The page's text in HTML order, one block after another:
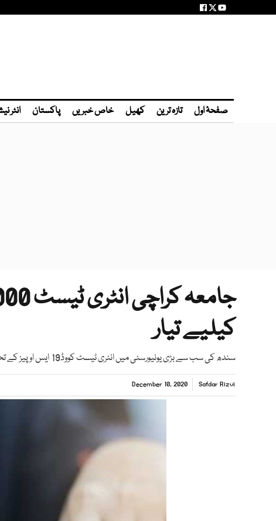
صفحۂ اول تازہ ترین کھیل خاص خبریں پاکستان انٹر
کیلیے تیار
سندھ کی سب سے بڑی یونیورسٹی میں انٹری ٹیسٹ کووڈ19 ایس اوپیز کے تحت 12 اور13 دسمبر کو لیا جائے گا
Safdar Rizvi
December 10, 2020